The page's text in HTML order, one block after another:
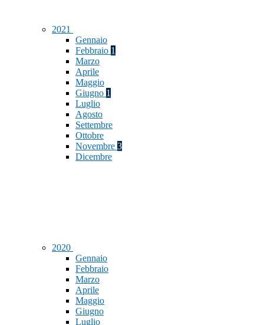
2021
Gennaio
Febbraio 1
Marzo
Aprile
Maggio
Giugno 1
Luglio
Agosto
Settembre
Ottobre
Novembre 3
Dicembre
2020
Gennaio
Febbraio
Marzo
Aprile
Maggio
Giugno
Luglio